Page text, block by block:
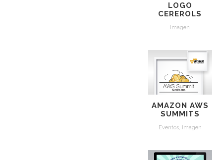
LOGO
CEREROLS
Imagen
AMAZON AWS
SUMMITS
Eventos, Imagen